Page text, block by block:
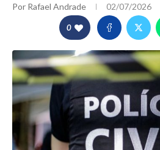
Por Rafael Andrade 02/07/2026
0